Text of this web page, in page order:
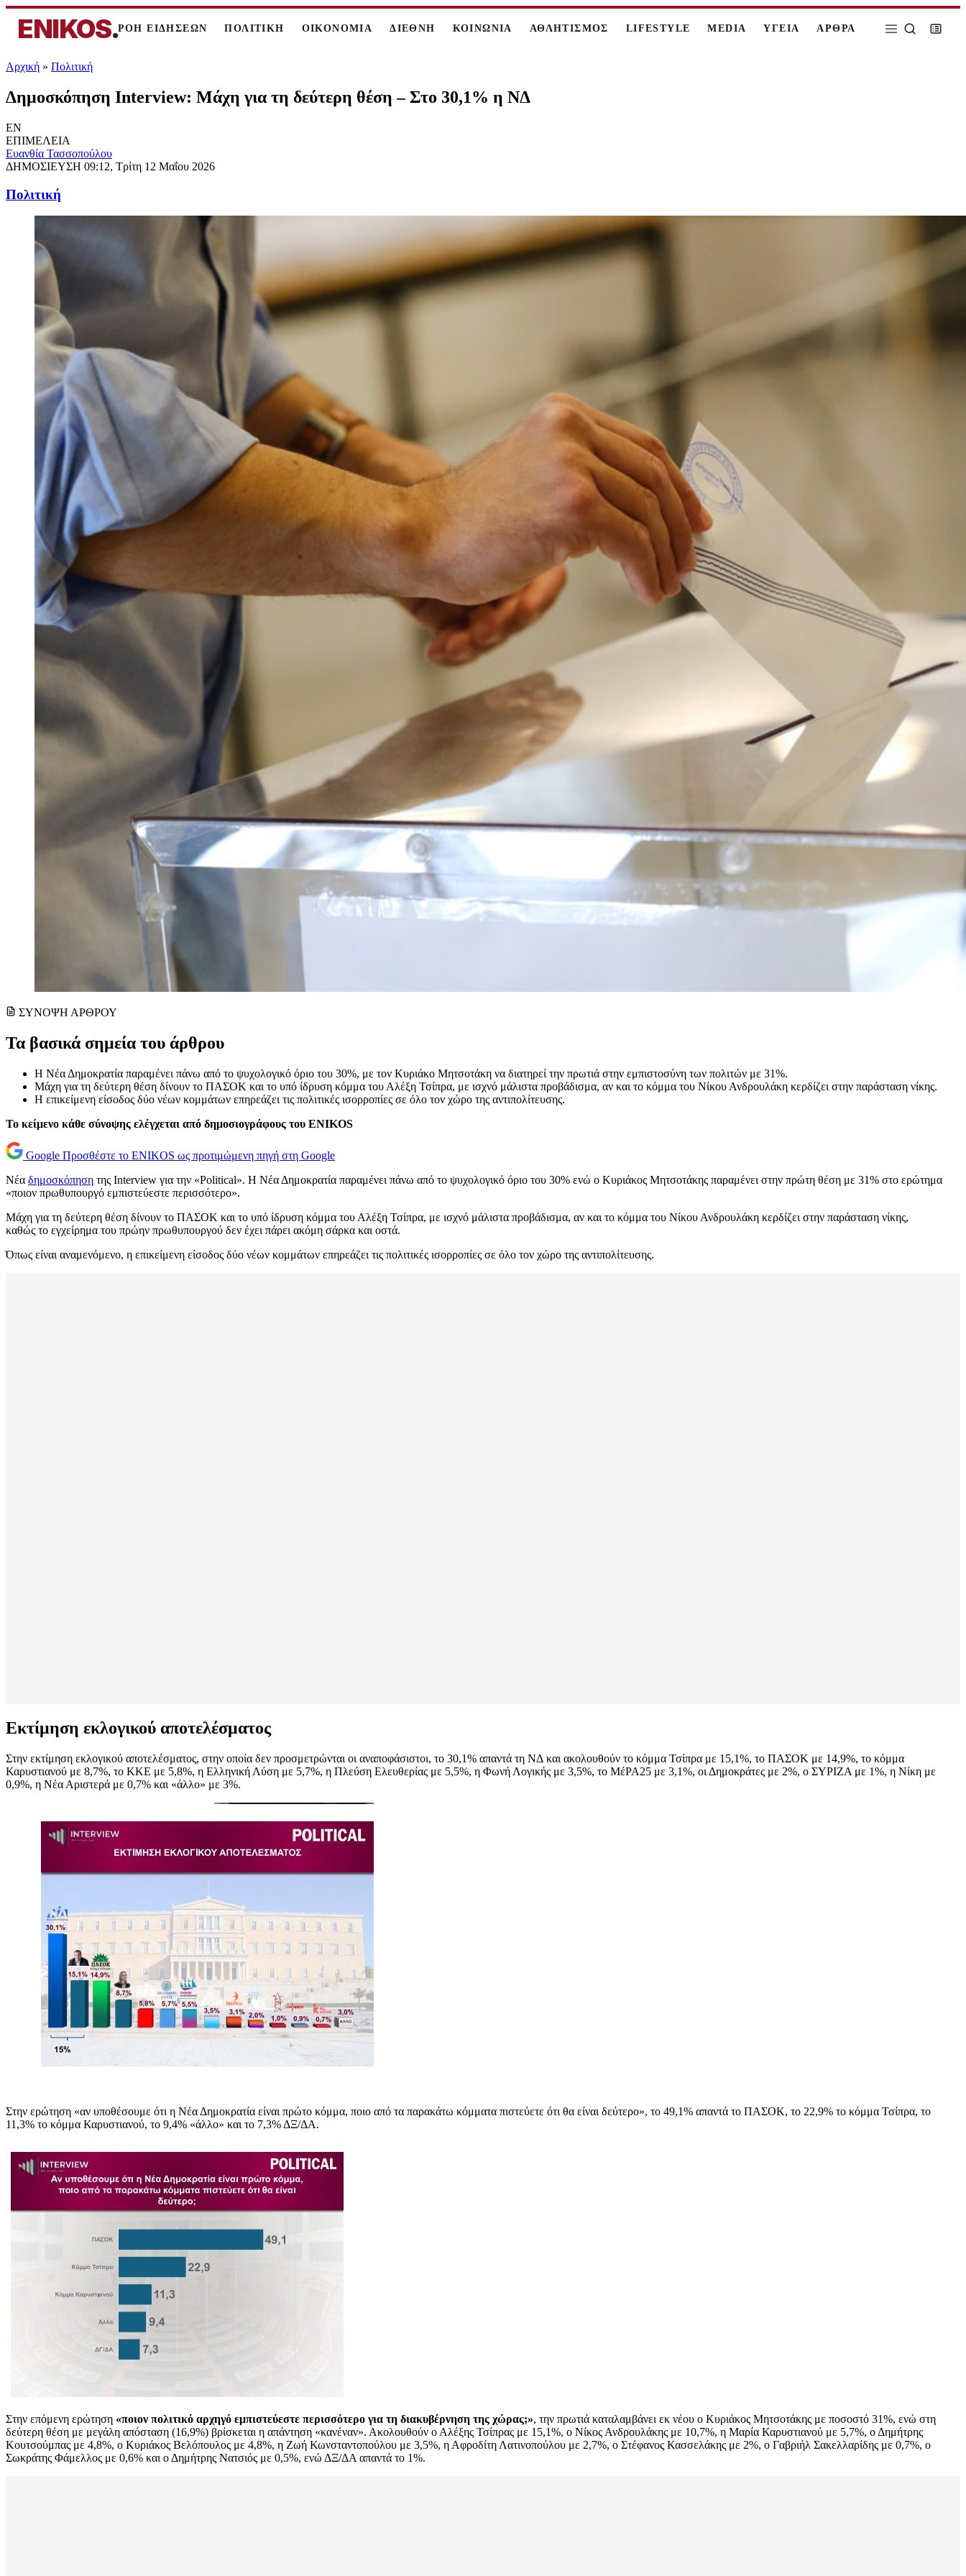
ENIKOS.ΡΟΗ ΕΙΔΗΣΕΩΝ ΠΟΛΙΤΙΚΗ ΟΙΚΟΝΟΜΙΑ ΔΙΕΘΝΗ ΚΟΙΝΩΝΙΑ ΑΘΛΗΤΙΣΜΟΣ LIFESTYLE MEDIA ΥΓΕΙΑ ΑΡΘΡΑ
Αρχική » Πολιτική
Δημοσκόπηση Interview: Μάχη για τη δεύτερη θέση – Στο 30,1% η ΝΔ
EN
ΕΠΙΜΕΛΕΙΑ
Ευανθία Τασσοπούλου
ΔΗΜΟΣΙΕΥΣΗ 09:12, Τρίτη 12 Μαΐου 2026
Πολιτική
ΣΥΝΟΨΗ ΑΡΘΡΟΥ
Τα βασικά σημεία του άρθρου
Η Νέα Δημοκρατία παραμένει πάνω από το ψυχολογικό όριο του 30%, με τον Κυριάκο Μητσοτάκη να διατηρεί την πρωτιά στην εμπιστοσύνη των πολιτών με 31%.
Μάχη για τη δεύτερη θέση δίνουν το ΠΑΣΟΚ και το υπό ίδρυση κόμμα του Αλέξη Τσίπρα, με ισχνό μάλιστα προβάδισμα, αν και το κόμμα του Νίκου Ανδρουλάκη κερδίζει στην παράσταση νίκης.
Η επικείμενη είσοδος δύο νέων κομμάτων επηρεάζει τις πολιτικές ισορροπίες σε όλο τον χώρο της αντιπολίτευσης.
Το κείμενο κάθε σύνοψης ελέγχεται από δημοσιογράφους του ENIKOS
Google Προσθέστε το ENIKOS ως προτιμώμενη πηγή στη Google
Νέα δημοσκόπηση της Interview για την «Political». Η Νέα Δημοκρατία παραμένει πάνω από το ψυχολογικό όριο του 30% ενώ ο Κυριάκος Μητσοτάκης παραμένει στην πρώτη θέση με 31% στο ερώτημα
«ποιον πρωθυπουργό εμπιστεύεστε περισσότερο».
Μάχη για τη δεύτερη θέση δίνουν το ΠΑΣΟΚ και το υπό ίδρυση κόμμα του Αλέξη Τσίπρα, με ισχνό μάλιστα προβάδισμα, αν και το κόμμα του Νίκου Ανδρουλάκη κερδίζει στην παράσταση νίκης,
καθώς το εγχείρημα του πρώην πρωθυπουργού δεν έχει πάρει ακόμη σάρκα και οστά.
Όπως είναι αναμενόμενο, η επικείμενη είσοδος δύο νέων κομμάτων επηρεάζει τις πολιτικές ισορροπίες σε όλο τον χώρο της αντιπολίτευσης.
Εκτίμηση εκλογικού αποτελέσματος
Στην εκτίμηση εκλογικού αποτελέσματος, στην οποία δεν προσμετρώνται οι αναποφάσιστοι, το 30,1% απαντά τη ΝΔ και ακολουθούν το κόμμα Τσίπρα με 15,1%, το ΠΑΣΟΚ με 14,9%, το κόμμα
Καρυστιανού με 8,7%, το ΚΚΕ με 5,8%, η Ελληνική Λύση με 5,7%, η Πλεύση Ελευθερίας με 5,5%, η Φωνή Λογικής με 3,5%, το ΜέΡΑ25 με 3,1%, οι Δημοκράτες με 2%, ο ΣΥΡΙΖΑ με 1%, η Νίκη με
0,9%, η Νέα Αριστερά με 0,7% και «άλλο» με 3%.
Στην ερώτηση «αν υποθέσουμε ότι η Νέα Δημοκρατία είναι πρώτο κόμμα, ποιο από τα παρακάτω κόμματα πιστεύετε ότι θα είναι δεύτερο», το 49,1% απαντά το ΠΑΣΟΚ, το 22,9% το κόμμα Τσίπρα, το
11,3% το κόμμα Καρυστιανού, το 9,4% «άλλο» και το 7,3% ΔΞ/ΔΑ.
Στην επόμενη ερώτηση «ποιον πολιτικό αρχηγό εμπιστεύεστε περισσότερο για τη διακυβέρνηση της χώρας;», την πρωτιά καταλαμβάνει εκ νέου ο Κυριάκος Μητσοτάκης με ποσοστό 31%, ενώ στη
δεύτερη θέση με μεγάλη απόσταση (16,9%) βρίσκεται η απάντηση «κανέναν». Ακολουθούν ο Αλέξης Τσίπρας με 15,1%, ο Νίκος Ανδρουλάκης με 10,7%, η Μαρία Καρυστιανού με 5,7%, ο Δημήτρης
Κουτσούμπας με 4,8%, ο Κυριάκος Βελόπουλος με 4,8%, η Ζωή Κωνσταντοπούλου με 3,5%, η Αφροδίτη Λατινοπούλου με 2,7%, ο Στέφανος Κασσελάκης με 2%, ο Γαβριήλ Σακελλαρίδης με 0,7%, ο
Σωκράτης Φάμελλος με 0,6% και ο Δημήτρης Νατσιός με 0,5%, ενώ ΔΞ/ΔΑ απαντά το 1%.